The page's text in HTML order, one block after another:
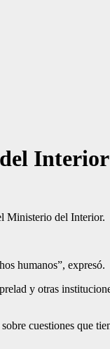
del Interior
Ministerio del Interior.
humanos”, expresó.
y otras
cues­tiones que